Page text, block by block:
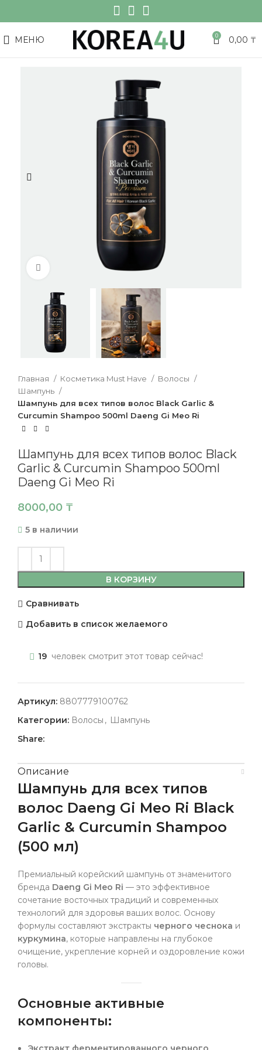
МЕНЮ 0 0,00 ₸
Нажмите, чтобы увеличить
Главная Косметика Must Have
Волосы
Шампунь
Шампунь для всех типов волос Black Garlic &
Curcumin Shampoo 500ml Daeng Gi Meo Ri
Шампунь для всех типов волос Black
Garlic & Curcumin Shampoo 500ml
Daeng Gi Meo Ri
8000,00 ₸
5 в наличии
В КОРЗИНУ
Сравнивать
Добавить в список желаемого
19 человек смотрит этот товар сейчас!
Артикул: 8807779100762
Категории: Волосы , Шампунь
Share:
Описание
Шампунь для всех типов
волос Daeng Gi Meo Ri Black
Garlic & Curcumin Shampoo
(500 мл)
Премиальный корейский шампунь от знаменитого
бренда Daeng Gi Meo Ri — это эффективное
сочетание восточных традиций и современных
технологий для здоровья ваших волос. Основу
формулы составляют экстракты черного чеснока и
куркумина, которые направлены на глубокое
очищение, укрепление корней и оздоровление кожи
головы.
Основные активные
компоненты: